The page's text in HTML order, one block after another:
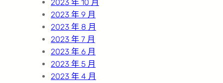
2023 年 10 月
2023 年 9 月
2023 年 8 月
2023 年 7 月
2023 年 6 月
2023 年 5 月
2023 年 4 月